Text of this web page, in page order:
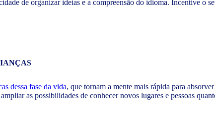
de organizar ideias e a compreensão do idioma. Incentive o
dessa fase da vida, que tornam a mente mais rápida para
as possibilidades de conhecer novos lugares e pessoas